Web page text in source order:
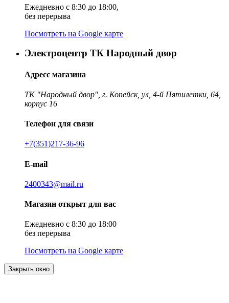
Ежедневно с 8:30 до 18:00,
без перерыва
Посмотреть на Google карте
Электроцентр ТК Народный двор
Адресс магазина
ТК "Народный двор", г. Копейск, ул, 4-й Пятилетки, 64,
корпус 16
Телефон для связи
+7(351)217-36-96
E-mail
2400343@mail.ru
Магазин открыт для вас
Ежедневно с 8:30 до 18:00
без перерыва
Посмотреть на Google карте
Закрыть окно